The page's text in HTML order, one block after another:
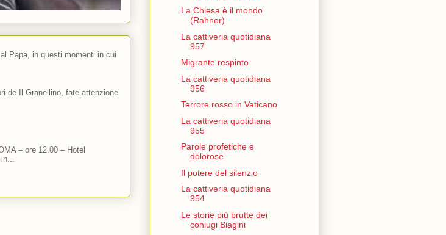
Papa, in questi momenti in cui
de Il Granellino, fate attenzione
– ore 12.00 – Hotel
La Chiesa è il mondo
(Rahner)
La cattiveria quotidiana
957
Migrante respinto
La cattiveria quotidiana
956
Terrore rosso in Vaticano
La cattiveria quotidiana
955
Parole profetiche e
dolorose
Il potere del silenzio
La cattiveria quotidiana
954
Le storie più brutte dei
coniugi Biagini